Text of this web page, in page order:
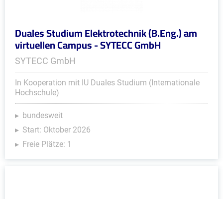
Duales Studium Elektrotechnik (B.Eng.) am
virtuellen Campus - SYTECC GmbH
SYTECC GmbH
In Kooperation mit IU Duales Studium (Internationale
Hochschule)
bundesweit
Start: Oktober 2026
Freie Plätze: 1